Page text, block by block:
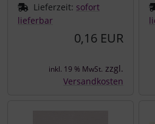
Lieferzeit: sofort
lieferbar
0,16 EUR
inkl. 19 % MwSt. zzgl.
Versandkosten